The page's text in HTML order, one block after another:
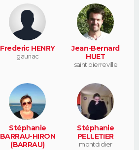
Frederic HENRY
gauriac
Jean-Bernard
HUET
saint pierreville
Stéphanie
BARRAU-HIRON
(BARRAU)
Stéphanie
PELLETIER
montdidier